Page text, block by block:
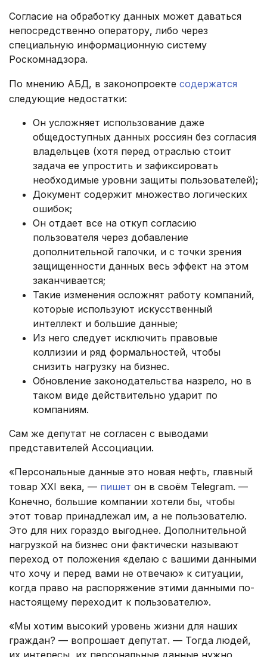
Согласие на обработку данных может даваться
непосредственно оператору, либо через
специальную информационную систему
Роскомнадзора.
По мнению АБД, в законопроекте содержатся
следующие недостатки:
Он усложняет использование даже
общедоступных данных россиян без согласия
владельцев (хотя перед отраслью стоит
задача ее упростить и зафиксировать
необходимые уровни защиты пользователей);
Документ содержит множество логических
ошибок;
Он отдает все на откуп согласию
пользователя через добавление
дополнительной галочки, и с точки зрения
защищенности данных весь эффект на этом
заканчивается;
Такие изменения осложнят работу компаний,
которые используют искусственный
интеллект и большие данные;
Из него следует исключить правовые
коллизии и ряд формальностей, чтобы
снизить нагрузку на бизнес.
Обновление законодательства назрело, но в
таком виде действительно ударит по
компаниям.
Сам же депутат не согласен с выводами
представителей Ассоциации.
«Персональные данные это новая нефть, главный
товар XXI века, — пишет он в своём Telegram. —
Конечно, большие компании хотели бы, чтобы
этот товар принадлежал им, а не пользователю.
Это для них гораздо выгоднее. Дополнительной
нагрузкой на бизнес они фактически называют
переход от положения «делаю с вашими данными
что хочу и перед вами не отвечаю» к ситуации,
когда право на распоряжение этими данными по-
настоящему переходит к пользователю».
«Мы хотим высокий уровень жизни для наших
граждан? — вопрошает депутат. — Тогда людей,